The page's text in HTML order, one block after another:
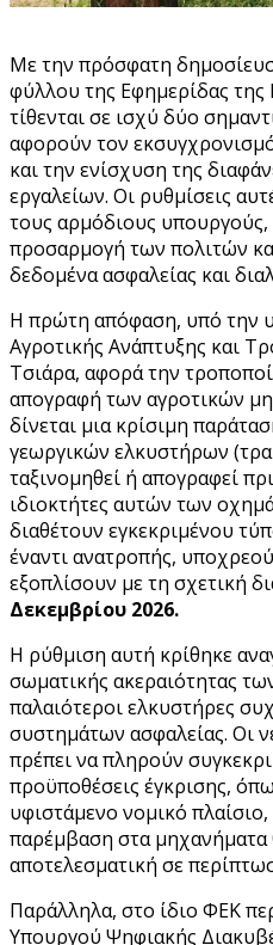
Με την πρόσφατη
φύλλου της Εφημερίδας
τίθενται σε ισχύ δύο
αφορούν τον
και την ενίσχυση της
εργαλείων. Οι ρυθμίσεις
τους αρμόδιους
προσαρμογή των πολιτών
δεδομένα ασφαλείας και
Η πρώτη απόφαση, υπό την
Αγροτικής Ανάπτυξης και
Τσιάρα, αφορά την
απογραφή των αγροτικών
δίνεται μια κρίσιμη
γεωργικών ελκυστήρων
ταξινομηθεί ή απογραφεί
ιδιοκτήτες αυτών των
διαθέτουν εγκεκριμένου
έναντι ανατροπής,
εξοπλίσουν με τη σχετική
Δεκεμβρίου 2026.
Η ρύθμιση αυτή κρίθηκε
σωματικής ακεραιότητας
παλαιότεροι ελκυστήρες
συστημάτων ασφαλείας. Οι
πρέπει να πληρούν
προϋποθέσεις έγκρισης,
υφιστάμενο νομικό
παρέμβαση στα μηχανήματα
αποτελεσματική σε
Παράλληλα, στο ίδιο ΦΕΚ
Υπουργού Ψηφιακής